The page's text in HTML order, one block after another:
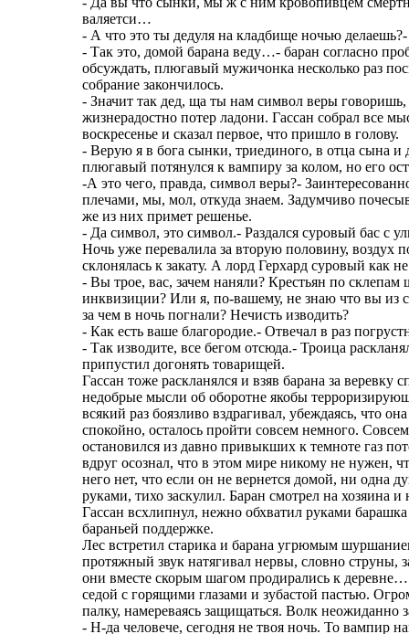
валяетси…
- А что это ты дедуля на кладбище ночью
- Так это, домой барана веду…- баран согласно
обсуждать, плюгавый мужичонка несколько раз
собрание закончилось.
- Значит так дед, ща ты нам символ веры
жизнерадостно потер ладони. Гассан собрал все
воскресенье и сказал первое, что пришло в голову.
- Верую я в бога сынки, триединого, в отца сына
плюгавый потянулся к вампиру за колом, но его
-А это чего, правда, символ веры?-
плечами, мы, мол, откуда знаем. Задумчиво
же из них примет решенье.
- Да символ, это символ.- Раздался суровый бас с
Ночь уже перевалила за вторую половину, воздух
склонялась к закату. А лорд Герхард суровый как
- Вы трое, вас, зачем наняли? Крестьян по
инквизиции? Или я, по-вашему, не знаю что вы из
за чем в ночь погнали? Нечисть изводить?
- Как есть ваше благородие.- Отвечал в раз
- Так изводите, все бегом отсюда.- Троица
припустил догонять товарищей.
Гассан тоже раскланялся и взяв барана за
недобрые мысли об оборотне якобы
всякий раз боязливо вздрагивал, убеждаясь, что
спокойно, осталось пройти совсем немного.
остановился из давно привыкших к темноте газ
вдруг осознал, что в этом мире никому не нужен,
него нет, что если он не вернется домой, ни одна
руками, тихо заскулил. Баран смотрел на хозяина
Гассан всхлипнул, нежно обхватил руками
бараньей поддержке.
Лес встретил старика и барана угрюмым
протяжный звук натягивал нервы, словно струны,
они вместе скорым шагом продирались к
седой с горящими глазами и зубастой пастью.
палку, намереваясь защищаться. Волк
- Н-да человече, сегодня не твоя ночь. То вампир